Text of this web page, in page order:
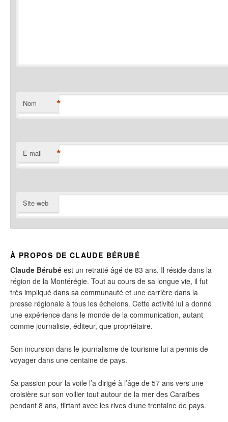
Nom *
E-mail *
Site web
À PROPOS DE CLAUDE BÉRUBÉ
Claude Bérubé est un retraité âgé de 83 ans. Il réside dans la
région de la Montérégie. Tout au cours de sa longue vie, il fut
très impliqué dans sa communauté et une carrière dans la
presse régionale à tous les échelons. Cette activité lui a donné
une expérience dans le monde de la communication, autant
comme journaliste, éditeur, que propriétaire.
Son incursion dans le journalisme de tourisme lui a permis de
voyager dans une centaine de pays.
Sa passion pour la voile l’a dirigé à l’âge de 57 ans vers une
croisière sur son voilier tout autour de la mer des Caraïbes
pendant 8 ans, flirtant avec les rives d’une trentaine de pays.